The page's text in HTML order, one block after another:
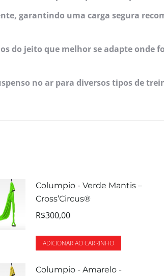
garantindo uma carga segura
do jeito que melhor se adapte onde
no ar para diversos tipos de
Columpio - Verde Mantis –
Cross’Circus®
R$300,00
ADICIONAR AO CARRINHO
Columpio - Amarelo -